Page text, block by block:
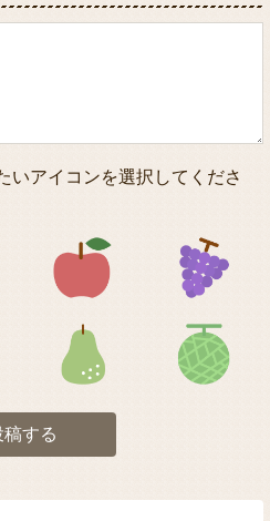
いアイコンを選択してくださ
アイコン2 アイコン3
アイコン6 アイコン7
稿する